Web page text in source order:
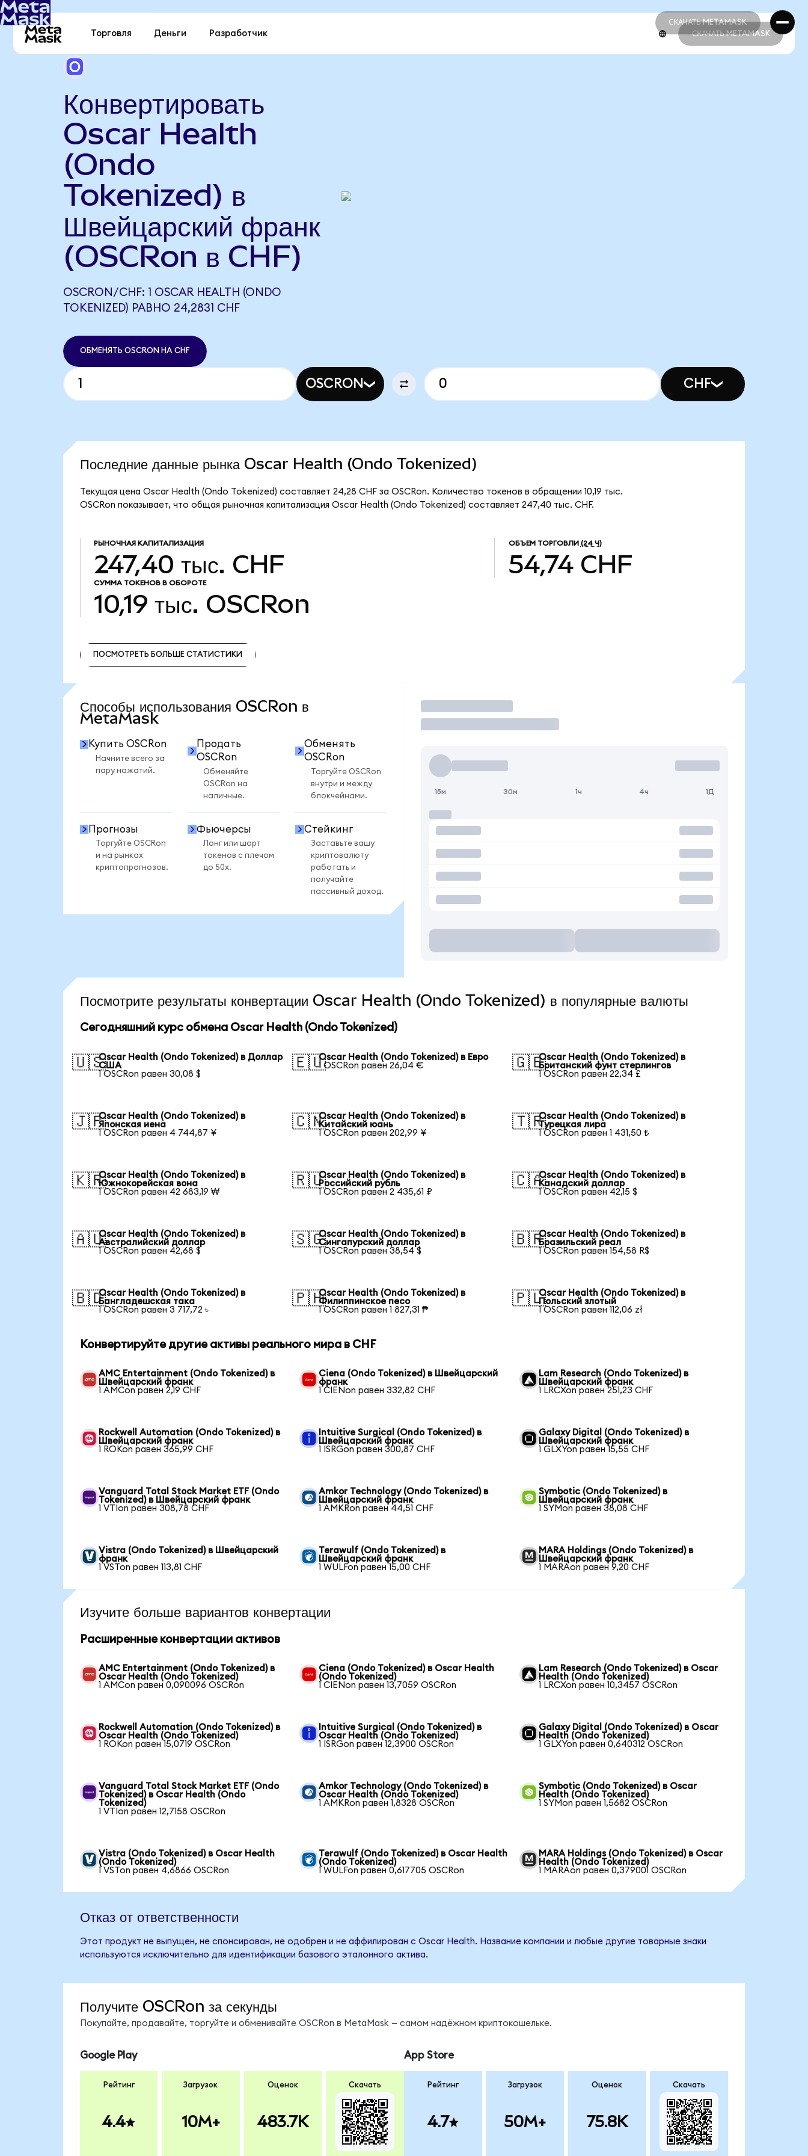
СКАЧАТЬ METAMASK
СКАЧАТЬ METAMASK
Торговля Деньги Разработчик СКАЧАТЬ METAMASK
Конвертировать
Oscar Health
(Ondo
Tokenized) в
Швейцарский франк
(OSCRon в CHF)
OSCRON/CHF: 1 OSCAR HEALTH (ONDO
TOKENIZED) РАВНО 24,2831 CHF
ОБМЕНЯТЬ OSCRON НА CHF
OSCRON CHF
Последние данные рынка Oscar Health (Ondo Tokenized)
Текущая цена Oscar Health (Ondo Tokenized) составляет 24,28 CHF за OSCRon. Количество токенов в обращении 10,19 тыс.
OSCRon показывает, что общая рыночная капитализация Oscar Health (Ondo Tokenized) составляет 247,40 тыс. CHF.
РЫНОЧНАЯ КАПИТАЛИЗАЦИЯ
247,40 тыс. CHF
ОБЪЕМ ТОРГОВЛИ (24 Ч)
54,74 CHF
СУММА ТОКЕНОВ В ОБОРОТЕ
10,19 тыс. OSCRon
ПОСМОТРЕТЬ БОЛЬШЕ СТАТИСТИКИ
Способы использования OSCRon в
MetaMask
Купить OSCRon
Начните всего за
пару нажатий.
Продать
OSCRon
Обменяйте
OSCRon на
наличные.
Обменять
OSCRon
Торгуйте OSCRon
внутри и между
блокчейнами.
Прогнозы
Торгуйте OSCRon
и на рынках
криптопрогнозов.
Фьючерсы
Лонг или шорт
токенов с плечом
до 50x.
Стейкинг
Заставьте вашу
криптовалюту
работать и
получайте
пассивный доход.
Торговать
15м 30м 1ч 4ч 1Д
Посмотрите результаты конвертации Oscar Health (Ondo Tokenized) в популярные валюты
Сегодняшний курс обмена Oscar Health (Ondo Tokenized)
🇺🇸Oscar Health (Ondo Tokenized) в Доллар
США
1 OSCRon равен 30,08 $
🇪🇺Oscar Health (Ondo Tokenized) в Евро
1 OSCRon равен 26,04 €
🇬🇧Oscar Health (Ondo Tokenized) в
Британский фунт стерлингов
1 OSCRon равен 22,34 £
🇯🇵Oscar Health (Ondo Tokenized) в
Японская иена
1 OSCRon равен 4 744,87 ¥
🇨🇳Oscar Health (Ondo Tokenized) в
Китайский юань
1 OSCRon равен 202,99 ¥
🇹🇷Oscar Health (Ondo Tokenized) в
Турецкая лира
1 OSCRon равен 1 431,50 ₺
🇰🇷Oscar Health (Ondo Tokenized) в
Южнокорейская вона
1 OSCRon равен 42 683,19 ₩
🇷🇺Oscar Health (Ondo Tokenized) в
Российский рубль
1 OSCRon равен 2 435,61 ₽
🇨🇦Oscar Health (Ondo Tokenized) в
Канадский доллар
1 OSCRon равен 42,15 $
🇦🇺Oscar Health (Ondo Tokenized) в
Австралийский доллар
1 OSCRon равен 42,68 $
🇸🇬Oscar Health (Ondo Tokenized) в
Сингапурский доллар
1 OSCRon равен 38,54 $
🇧🇷Oscar Health (Ondo Tokenized) в
Бразильский реал
1 OSCRon равен 154,58 R$
🇧🇩Oscar Health (Ondo Tokenized) в
Бангладешская така
1 OSCRon равен 3 717,72 ৳
🇵🇭Oscar Health (Ondo Tokenized) в
Филиппинское песо
1 OSCRon равен 1 827,31 ₱
🇵🇱Oscar Health (Ondo Tokenized) в
Польский злотый
1 OSCRon равен 112,06 zł
Конвертируйте другие активы реального мира в CHF
AMC Entertainment (Ondo Tokenized) в
Швейцарский франк
1 AMCon равен 2,19 CHF
Ciena (Ondo Tokenized) в Швейцарский
франк
1 CIENon равен 332,82 CHF
Lam Research (Ondo Tokenized) в
Швейцарский франк
1 LRCXon равен 251,23 CHF
Rockwell Automation (Ondo Tokenized) в
Швейцарский франк
1 ROKon равен 365,99 CHF
Intuitive Surgical (Ondo Tokenized) в
Швейцарский франк
1 ISRGon равен 300,87 CHF
Galaxy Digital (Ondo Tokenized) в
Швейцарский франк
1 GLXYon равен 15,55 CHF
Vanguard Total Stock Market ETF (Ondo
Tokenized) в Швейцарский франк
1 VTIon равен 308,78 CHF
Amkor Technology (Ondo Tokenized) в
Швейцарский франк
1 AMKRon равен 44,51 CHF
Symbotic (Ondo Tokenized) в
Швейцарский франк
1 SYMon равен 38,08 CHF
Vistra (Ondo Tokenized) в Швейцарский
франк
1 VSTon равен 113,81 CHF
Terawulf (Ondo Tokenized) в
Швейцарский франк
1 WULFon равен 15,00 CHF
MARA Holdings (Ondo Tokenized) в
Швейцарский франк
1 MARAon равен 9,20 CHF
Изучите больше вариантов конвертации
Расширенные конвертации активов
AMC Entertainment (Ondo Tokenized) в
Oscar Health (Ondo Tokenized)
1 AMCon равен 0,090096 OSCRon
Ciena (Ondo Tokenized) в Oscar Health
(Ondo Tokenized)
1 CIENon равен 13,7059 OSCRon
Lam Research (Ondo Tokenized) в Oscar
Health (Ondo Tokenized)
1 LRCXon равен 10,3457 OSCRon
Rockwell Automation (Ondo Tokenized) в
Oscar Health (Ondo Tokenized)
1 ROKon равен 15,0719 OSCRon
Intuitive Surgical (Ondo Tokenized) в
Oscar Health (Ondo Tokenized)
1 ISRGon равен 12,3900 OSCRon
Galaxy Digital (Ondo Tokenized) в Oscar
Health (Ondo Tokenized)
1 GLXYon равен 0,640312 OSCRon
Vanguard Total Stock Market ETF (Ondo
Tokenized) в Oscar Health (Ondo
Tokenized)
1 VTIon равен 12,7158 OSCRon
Amkor Technology (Ondo Tokenized) в
Oscar Health (Ondo Tokenized)
1 AMKRon равен 1,8328 OSCRon
Symbotic (Ondo Tokenized) в Oscar
Health (Ondo Tokenized)
1 SYMon равен 1,5682 OSCRon
Vistra (Ondo Tokenized) в Oscar Health
(Ondo Tokenized)
1 VSTon равен 4,6866 OSCRon
Terawulf (Ondo Tokenized) в Oscar Health
(Ondo Tokenized)
1 WULFon равен 0,617705 OSCRon
MARA Holdings (Ondo Tokenized) в Oscar
Health (Ondo Tokenized)
1 MARAon равен 0,379001 OSCRon
Отказ от ответственности
Этот продукт не выпущен, не спонсирован, не одобрен и не аффилирован с Oscar Health. Название компании и любые другие товарные знаки
используются исключительно для идентификации базового эталонного актива.
Получите OSCRon за секунды
Покупайте, продавайте, торгуйте и обменивайте OSCRon в MetaMask — самом надёжном криптокошельке.
Google Play
Рейтинг
4.4
Загрузок
10M+
Оценок
483.7K
Скачать
App Store
Рейтинг
4.7
Загрузок
50M+
Оценок
75.8K
Скачать